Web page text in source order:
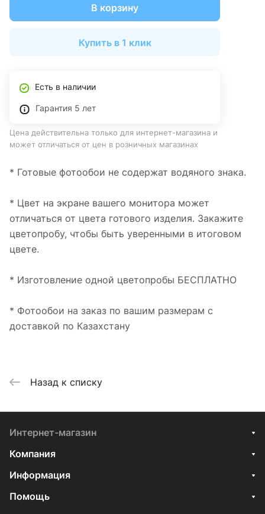
В корзину
Купить в 1 клик
Есть в наличии
Гарантия 5 лет
Цена действительна только для интернет-магазина и
может отличаться от цен в розничных магазинах
* Готовые фотообои не содержат водяного знака.
* Цвет на экране вашего монитора может
отличаться от цвета готового изделия. Закажите
цветопробу, чтобы быть уверенными в итоговом
цвете.
* Изготовление одной цветопробы БЕСПЛАТНО
* Фотообои на заказ по вашим размерам с
доставкой по Казахстану
Назад к списку
Интернет-магазин
Компания
Информация
Помощь